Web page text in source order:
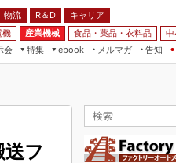
物流 R＆D
キャリア
機 産業機械 食品・薬品・衣料品
会
特集
ebook
メルマガ
告知
フ